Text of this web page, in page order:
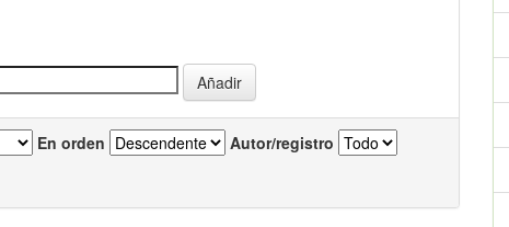
En orden Autor/registro